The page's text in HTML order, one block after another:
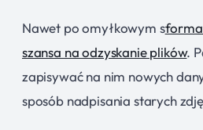
Nawet po omyłkowym s
szansa na odzyskanie plików.
zapisywać na nim nowych
sposób nadpisania starych